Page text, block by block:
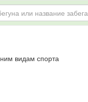
видам спорта